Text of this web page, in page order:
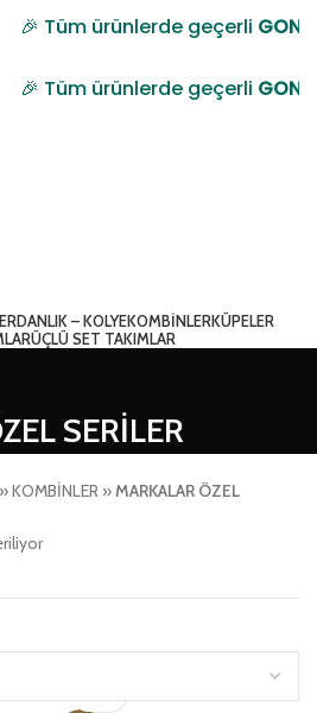
🎉 Tüm ürünlerde geçerli
🎉 Tüm ürünlerde geçerli
– KOLYEKOMBİNLERKÜPELER
ÜÇLÜ SET TAKIMLAR
SERİLER
»KOMBİNLER »MARKALAR ÖZEL